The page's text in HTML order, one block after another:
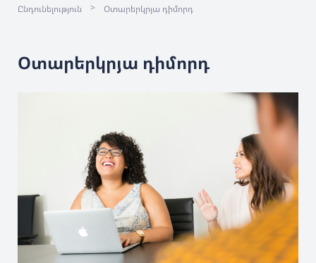
Ընդունելություն > Օտարերկրյա դիմորդ
Օտարերկրյա դիմորդ